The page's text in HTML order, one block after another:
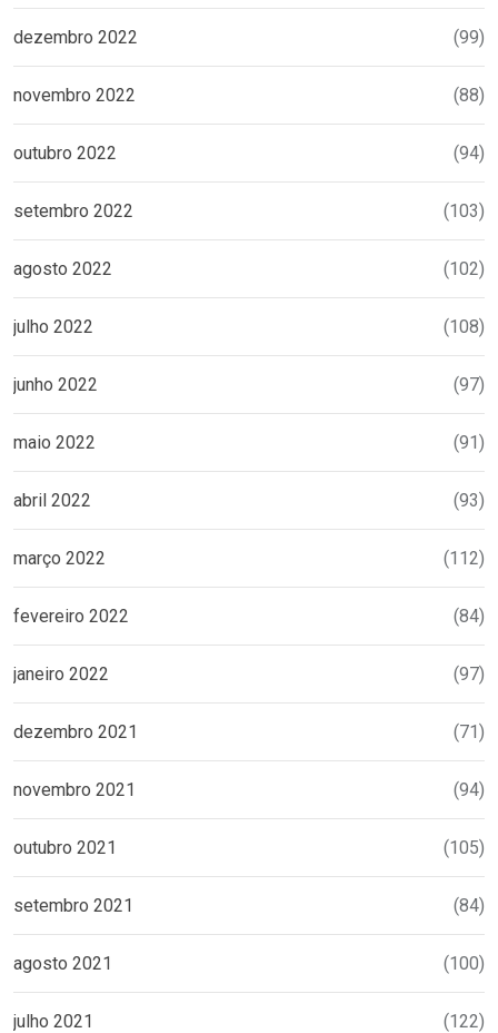
dezembro 2022 (99)
novembro 2022 (88)
outubro 2022 (94)
setembro 2022 (103)
agosto 2022 (102)
julho 2022 (108)
junho 2022 (97)
maio 2022 (91)
abril 2022 (93)
março 2022 (112)
fevereiro 2022 (84)
janeiro 2022 (97)
dezembro 2021 (71)
novembro 2021 (94)
outubro 2021 (105)
setembro 2021 (84)
agosto 2021 (100)
julho 2021 (122)